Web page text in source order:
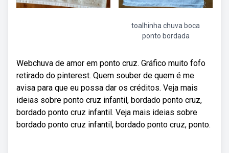
toalhinha chuva boca
ponto bordada
Webchuva de amor em ponto cruz. Gráfico muito fofo
retirado do pinterest. Quem souber de quem é me
avisa para que eu possa dar os créditos. Veja mais
ideias sobre ponto cruz infantil, bordado ponto cruz,
bordado ponto cruz infantil. Veja mais ideias sobre
bordado ponto cruz infantil, bordado ponto cruz, ponto.